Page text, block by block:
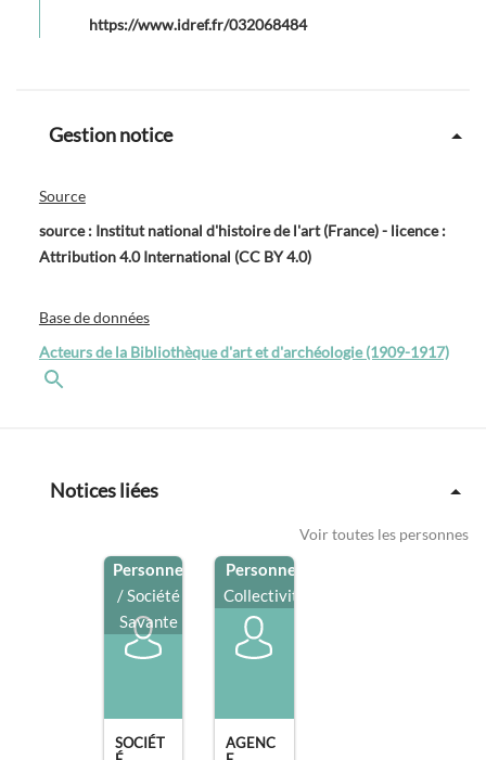
https://www.idref.fr/032068484
Gestion notice
Source
source : Institut national d'histoire de l'art (France) - licence :
Attribution 4.0 International (CC BY 4.0)
Base de données
Acteurs de la Bibliothèque d'art et d'archéologie (1909-1917)
Notices liées
Voir toutes les personnes
Personne
/ Société
Savante
SOCIÉT
Personne
Collectivité
AGENC